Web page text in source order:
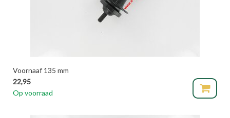
Voornaaf 135 mm
22,95
Op voorraad